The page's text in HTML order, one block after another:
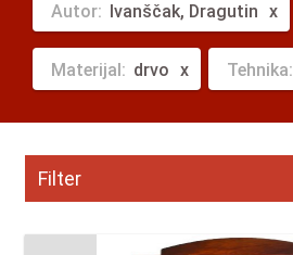
Autor: Ivanščak, Dragutin
Materijal: drvo Tehnika:
Filter